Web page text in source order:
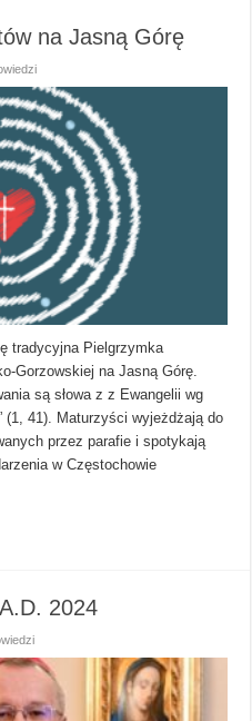
na Jasną Górę
tradycyjna Pielgrzymka
Gorzowskiej na Jasną Górę.
są słowa z z Ewangelii wg
(1, 41). Maturzyści wyjeżdżają do
przez parafie i spotykają
w Częstochowie
2024